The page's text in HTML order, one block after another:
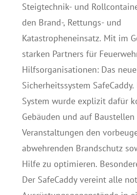
Steigtechnik- und
den Brand-, Rettungs- und
Katastropheneinsatz. Mit im
starken Partners für
Hilfsorganisationen: Das
Sicherheitssystem
System wurde explizit dafür
Gebäuden und auf
Veranstaltungen den
abwehrenden Brandschutz
Hilfe zu optimieren.
Der SafeCaddy vereint alle